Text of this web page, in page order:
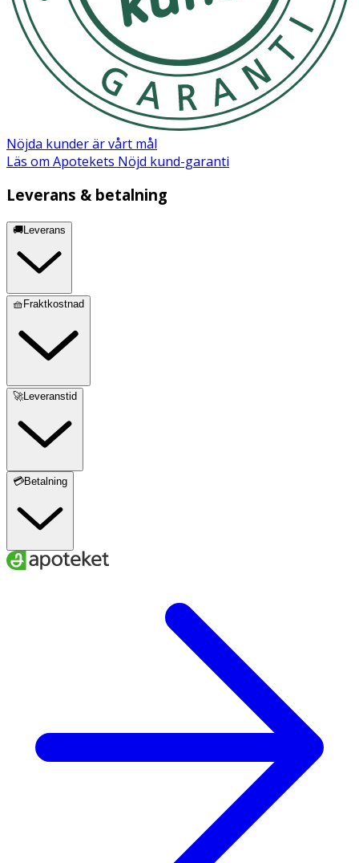
Nöjda kunder är vårt mål
Läs om Apotekets Nöjd kund-garanti
Leverans & betalning
🚚Leverans
🧺Fraktkostnad
🚀Leveranstid
💳Betalning